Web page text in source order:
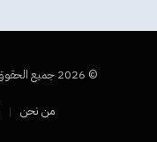
© 2026 جميع الحقوق محفوظة لمجموعة إس تي إس الإعلامية.
من نحن